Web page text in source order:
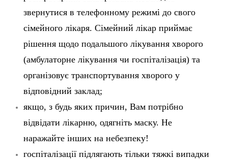
звернутися в телефонному режимі до свого
сімейного лікаря. Сімейний лікар приймає
рішення щодо подальшого лікування хворого
(амбулаторне лікування чи госпіталізація) та
організовує транспортування хворого у
відповідний заклад;
якщо, з будь яких причин, Вам потрібно
відвідати лікарню, одягніть маску. Не
наражайте інших на небезпеку!
госпіталізації підлягають тільки тяжкі випадки